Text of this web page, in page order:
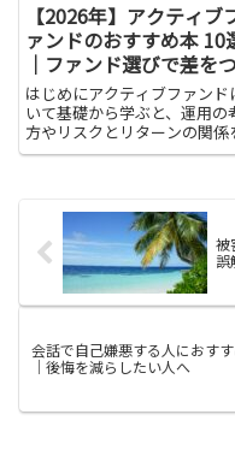
【2026年】アクティブ
ァンドのおすすめ本 10
｜ファンド選びで差を
る
はじめにアクティブファンド
いて基礎から学ぶと、運用の
方やリスクとリターンの関係
体的に理解できます。ファン
較検討しやすくなります。本
じて運用者の戦略、コスト構
造、...
被
誤
会話で自己嫌悪する人におす
｜後悔を減らしたい人へ